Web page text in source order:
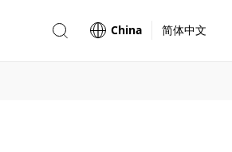
China 简体中文